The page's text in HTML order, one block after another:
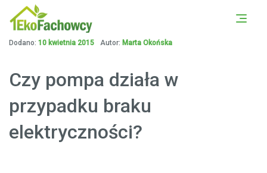
PORÓWNAJ OFERTY Z
OKOLICY
Dodano: 10 kwietnia 2015 Autor: Marta Okońska
Czy pompa działa w
przypadku braku
elektryczności?